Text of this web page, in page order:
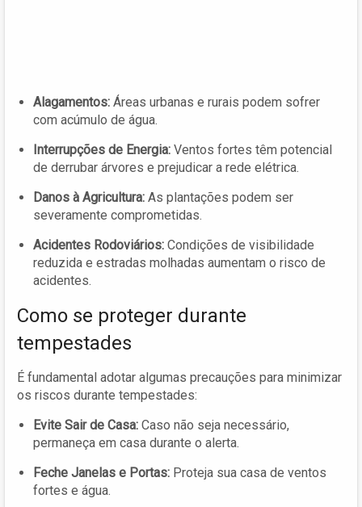
Alagamentos: Áreas urbanas e rurais podem sofrer
com acúmulo de água.
Interrupções de Energia: Ventos fortes têm potencial
de derrubar árvores e prejudicar a rede elétrica.
Danos à Agricultura: As plantações podem ser
severamente comprometidas.
Acidentes Rodoviários: Condições de visibilidade
reduzida e estradas molhadas aumentam o risco de
acidentes.
Como se proteger durante
tempestades
É fundamental adotar algumas precauções para minimizar
os riscos durante tempestades:
Evite Sair de Casa: Caso não seja necessário,
permaneça em casa durante o alerta.
Feche Janelas e Portas: Proteja sua casa de ventos
fortes e água.